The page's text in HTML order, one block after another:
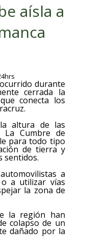
aísla a
durante
cerrada la
conecta los
altura de las
La Cumbre de
para todo tipo
de tierra y
sentidos.
a
a utilizar vías
la zona de
la región han
colapso de un
dañado por la